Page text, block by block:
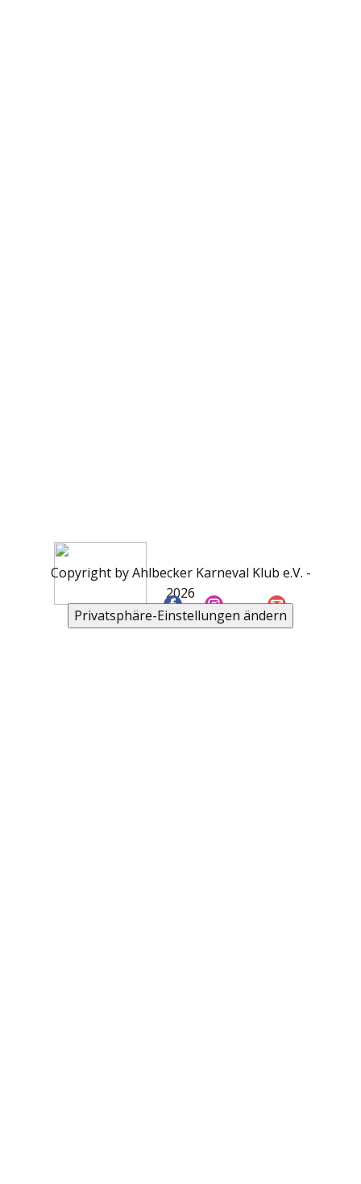
Copyright by Ahlbecker Karneval Klub e.V. -
2026
Privatsphäre-Einstellungen ändern